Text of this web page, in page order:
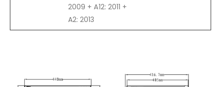
2009 + A12: 2011 +
A2: 2013